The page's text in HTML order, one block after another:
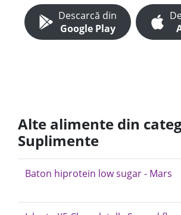
Descarcă din
Google Play
Alte alimente din
Suplimente
Baton hiprotein low sugar - Mars